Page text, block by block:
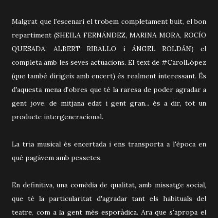
Malgrat que l'escenari el trobem completament buit, el bon
repartiment (SHEILA FERNÁNDEZ, MARINA MORA, ROCÍO
QUESADA, ALBERT RIBALLO i ÁNGEL ROLDÁN) el
completa amb les seves actuacions. El text de #CarolLópez
(que també dirigeix amb encert) és realment interessant. És
d'aquesta mena d'obres que té la raresa de poder agradar a
gent jove, de mitjana edat i gent gran... és a dir, tot un
producte intergeneracional.
La tria musical és encertada i ens transporta a l'època en
què pagàvem amb pessetes.
En definitiva, una comèdia de qualitat, amb missatge social,
que té la particularitat d'agradar tant els habituals del
teatre, com a la gent més esporàdica. Ara que s'apropa el